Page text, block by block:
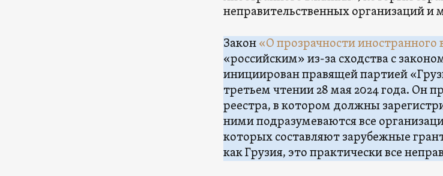
неправительственных организаций и
Закон«О прозрачности иностранного
«российским» из-за сходства с
инициирован правящей партией
третьем чтении 28 мая 2024 года. Он
реестра, в котором должны
ними подразумеваются все
которых составляют зарубежные
как Грузия, это практически все